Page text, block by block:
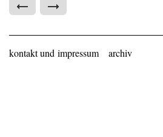
kontakt und impressum archiv